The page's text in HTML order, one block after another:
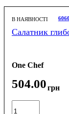
В НАЯВНОСТІ
Салатник
One Chef
504.00грн